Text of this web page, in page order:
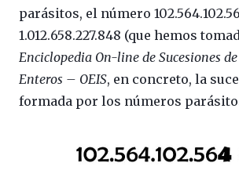
parásitos, el número
1.012.658.227.848 (que hemos
Enciclopedia On-line de Sucesiones
Enteros – OEIS, en concreto, la
formada por los números